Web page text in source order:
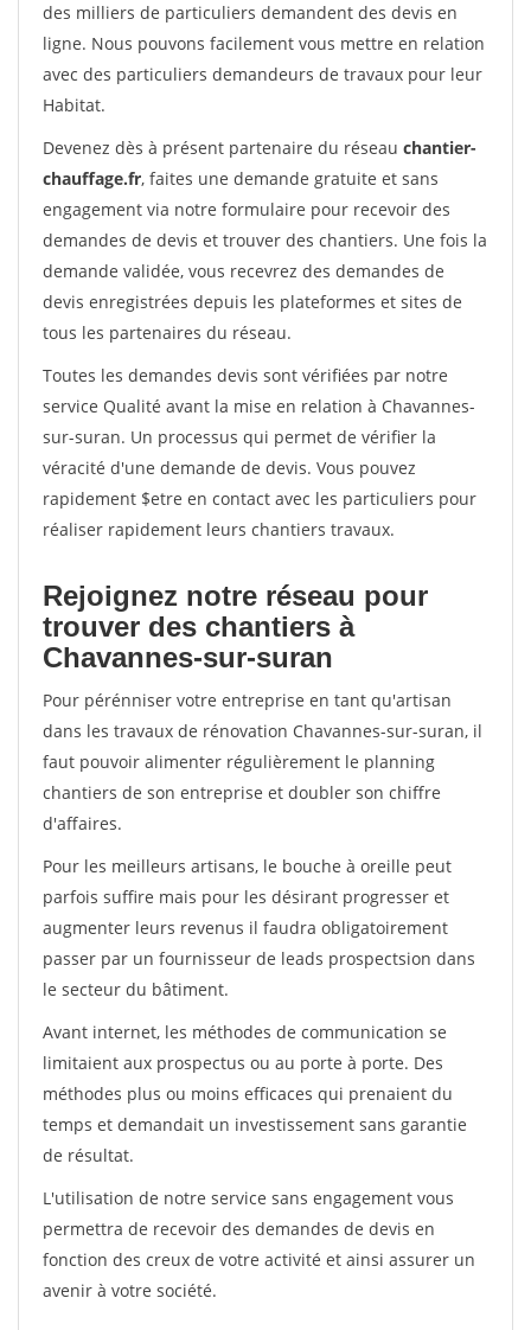
des milliers de particuliers demandent des devis en
ligne. Nous pouvons facilement vous mettre en relation
avec des particuliers demandeurs de travaux pour leur
Habitat.
Devenez dès à présent partenaire du réseau chantier-
chauffage.fr, faites une demande gratuite et sans
engagement via notre formulaire pour recevoir des
demandes de devis et trouver des chantiers. Une fois la
demande validée, vous recevrez des demandes de
devis enregistrées depuis les plateformes et sites de
tous les partenaires du réseau.
Toutes les demandes devis sont vérifiées par notre
service Qualité avant la mise en relation à Chavannes-
sur-suran. Un processus qui permet de vérifier la
véracité d'une demande de devis. Vous pouvez
rapidement $etre en contact avec les particuliers pour
réaliser rapidement leurs chantiers travaux.
Rejoignez notre réseau pour
trouver des chantiers à
Chavannes-sur-suran
Pour pérénniser votre entreprise en tant qu'artisan
dans les travaux de rénovation Chavannes-sur-suran, il
faut pouvoir alimenter régulièrement le planning
chantiers de son entreprise et doubler son chiffre
d'affaires.
Pour les meilleurs artisans, le bouche à oreille peut
parfois suffire mais pour les désirant progresser et
augmenter leurs revenus il faudra obligatoirement
passer par un fournisseur de leads prospectsion dans
le secteur du bâtiment.
Avant internet, les méthodes de communication se
limitaient aux prospectus ou au porte à porte. Des
méthodes plus ou moins efficaces qui prenaient du
temps et demandait un investissement sans garantie
de résultat.
L'utilisation de notre service sans engagement vous
permettra de recevoir des demandes de devis en
fonction des creux de votre activité et ainsi assurer un
avenir à votre société.